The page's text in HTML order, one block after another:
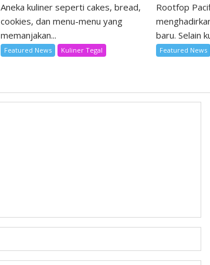
Aneka kuliner seperti cakes, bread,
cookies, dan menu-menu yang
memanjakan...
Featured News Kuliner Tegal
Rootfop
baru. Selain
Featured News